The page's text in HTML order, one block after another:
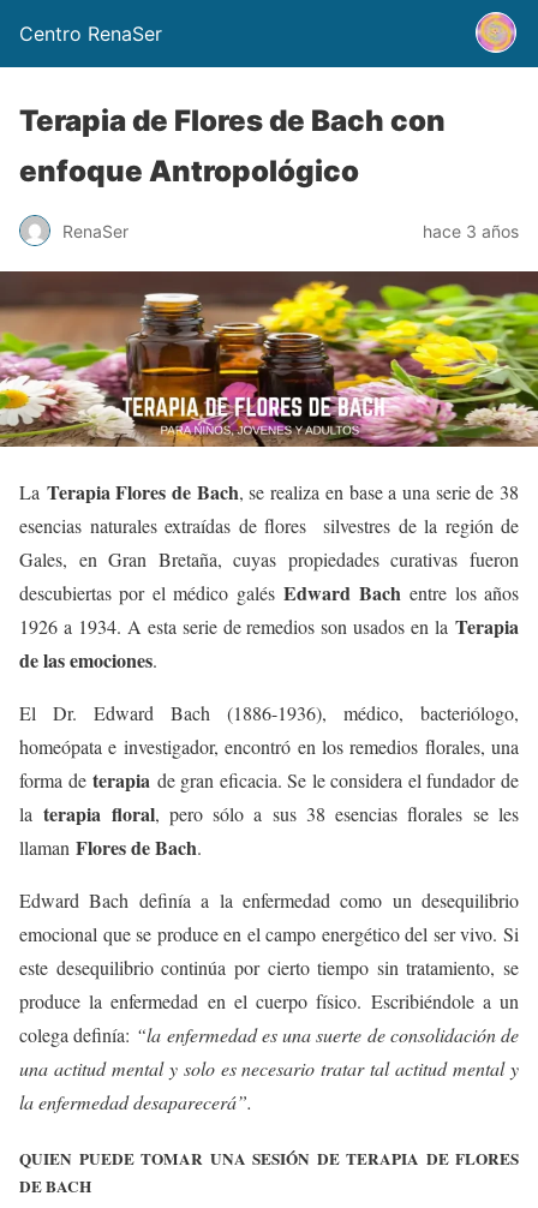
Centro RenaSer
Terapia de Flores de Bach con
enfoque Antropológico
RenaSer hace 3 años
La Terapia Flores de Bach, se realiza en base a una serie de 38
esencias naturales extraídas de flores silvestres de la región de
Gales, en Gran Bretaña, cuyas propiedades curativas fueron
descubiertas por el médico galésEdward Bach entre los años
1926 a 1934. A esta serie de remedios son usados en la Terapia
de las emociones.
El Dr. Edward Bach (1886-1936), médico, bacteriólogo,
homeópata e investigador, encontró en los remedios florales, una
forma deterapia de gran eficacia. Se le considera el fundador de
laterapia floral, pero sólo a sus 38 esencias florales se les
llaman Flores de Bach.
Edward Bach definía a la enfermedad como un desequilibrio
emocional que se produce en el campo energético del ser vivo. Si
este desequilibrio continúa por cierto tiempo sin tratamiento, se
produce la enfermedad en el cuerpo físico. Escribiéndole a un
colega definía: “la enfermedad es una suerte de consolidación de
una actitud mental y solo es necesario tratar tal actitud mental y
la enfermedad desaparecerá”.
QUIEN PUEDE TOMAR UNA SESIÓN DE TERAPIA DE FLORES
DE BACH